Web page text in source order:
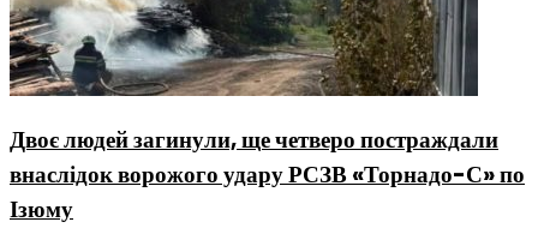
Двоє людей загинули, ще четверо постраждали
внаслідок ворожого удару РСЗВ «Торнадо-С» по
Ізюму